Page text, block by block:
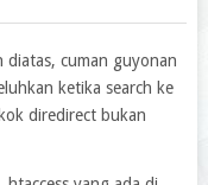
diatas, cuman guyonan
ketika search ke
diredirect bukan